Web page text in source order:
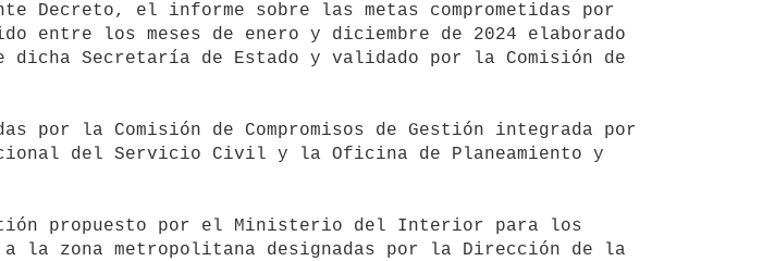
los meses de enero y diciembre de 2024 elaborado
dicha Secretaría de Estado y validado por la Comisión de
del Servicio Civil y la Oficina de Planeamiento y
a la zona metropolitana designadas por la Dirección de la